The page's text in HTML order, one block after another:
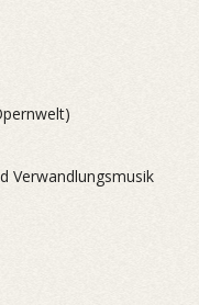
Verwandlungsmusik